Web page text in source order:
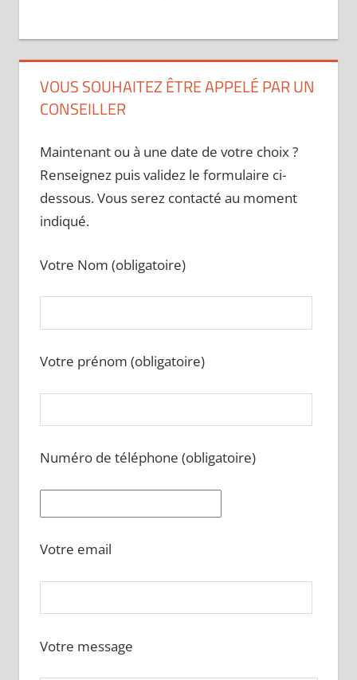
VOUS SOUHAITEZ ÊTRE APPELÉ PAR UN
CONSEILLER
Maintenant ou à une date de votre choix ?
Renseignez puis validez le formulaire ci-
dessous. Vous serez contacté au moment
indiqué.
Votre Nom (obligatoire)
Votre prénom (obligatoire)
Numéro de téléphone (obligatoire)
Votre email
Votre message